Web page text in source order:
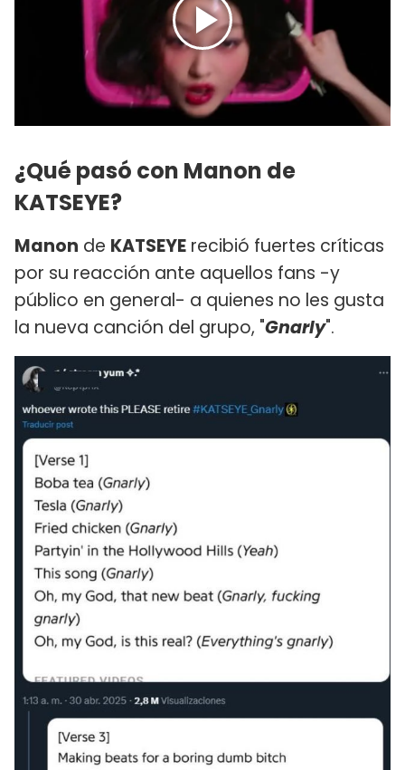
¿Qué pasó con Manon de
KATSEYE?
Manon de KATSEYE recibió fuertes críticas
por su reacción ante aquellos fans -y
público en general- a quienes no les gusta
la nueva canción del grupo, "Gnarly".